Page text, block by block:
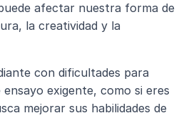
afectar nuestra forma de
la creatividad y la
con dificultades para
exigente, como si eres
mejorar sus habilidades de